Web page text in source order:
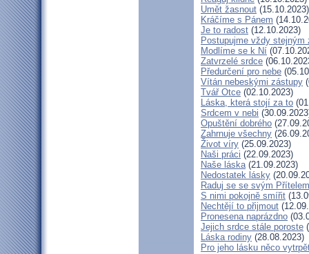
Umět žasnout (15.10.2023)
Kráčíme s Pánem
Je to radost (12.10.2023)
Postupujme vždy stejným
Modlíme se k Ní
Zatvrzelé srdce
Předurčení pro nebe
Vítán nebeskými zástupy
Tvář Otce (02.10.2023)
Láska, která stojí za to
Srdcem v nebi
Opuštění dobrého
Zahrnuje všechny
Život víry (25.09.2023)
Naši práci (22.09.2023)
Naše láska(21.09.2023)
Nedostatek lásky
Raduj se se svým Přítelem
S nimi pokojně smířit
Nechtějí to přijmout
Pronesena naprázdno
Jejich srdce stále poroste
Láska rodiny (28.08.2023)
Pro jeho lásku něco